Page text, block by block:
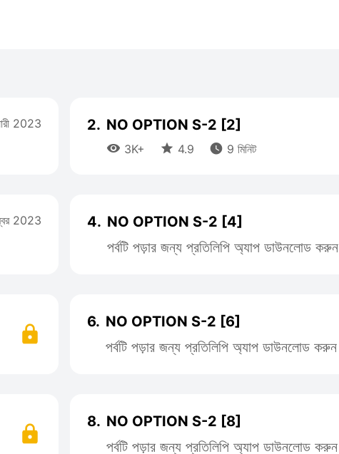
2023 2. NO OPTION S-2 [2]
 3K+  4.9  9 মিনিট
2023 4. NO OPTION S-2 [4]
পর্বটি পড়ার জন্য প্রতিলিপি অ্যাপ ডাউনলোড করুন
6. NO OPTION S-2 [6]
পর্বটি পড়ার জন্য প্রতিলিপি অ্যাপ ডাউনলোড করুন
8. NO OPTION S-2 [8]
পর্বটি পড়ার জন্য প্রতিলিপি অ্যাপ ডাউনলোড করুন